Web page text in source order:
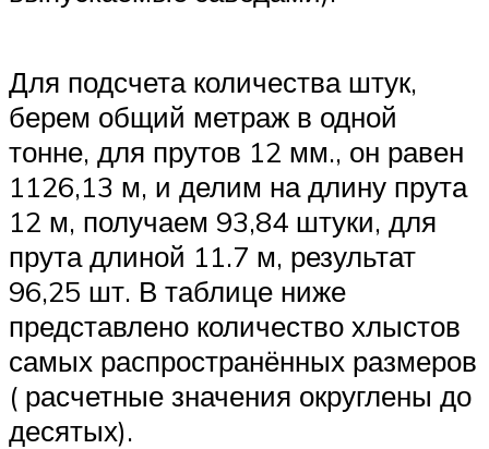
Для подсчета количества штук,
берем общий метраж в одной
тонне, для прутов 12 мм., он равен
1126,13 м, и делим на длину прута
12 м, получаем 93,84 штуки, для
прута длиной 11.7 м, результат
96,25 шт. В таблице ниже
представлено количество хлыстов
самых распространённых размеров
( расчетные значения округлены до
десятых).